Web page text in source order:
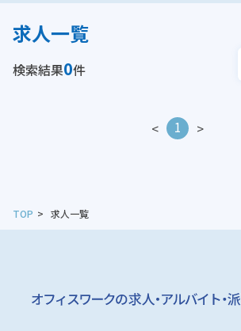
求人一覧
検索結果0件
< 1 >
TOP 求人一覧